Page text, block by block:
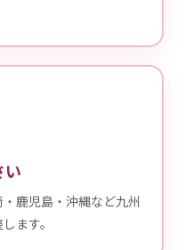
い
鹿児島・沖縄など九州
ます。